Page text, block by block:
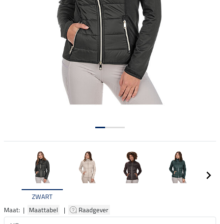
ZWART
Maat: | Maattabel | Raadgever